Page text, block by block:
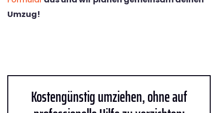
Umzug!
Kostengünstig umziehen, ohne auf